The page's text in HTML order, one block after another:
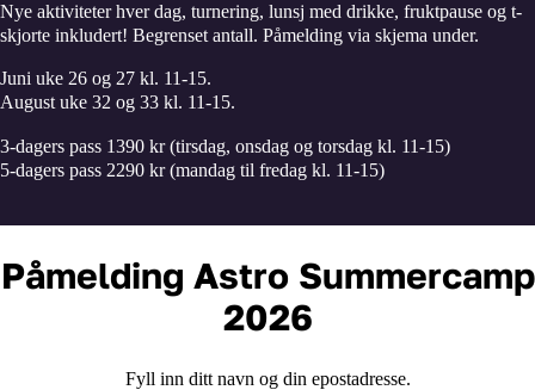
Nye aktiviteter hver dag, turnering, lunsj med drikke, fruktpause og t-
skjorte inkludert! Begrenset antall. Påmelding via skjema under.
Juni uke 26 og 27 kl. 11-15.
August uke 32 og 33 kl. 11-15.
3-dagers pass 1390 kr (tirsdag, onsdag og torsdag kl. 11-15)
5-dagers pass 2290 kr (mandag til fredag kl. 11-15)
Påmelding Astro Summercamp
2026
Fyll inn ditt navn og din epostadresse.